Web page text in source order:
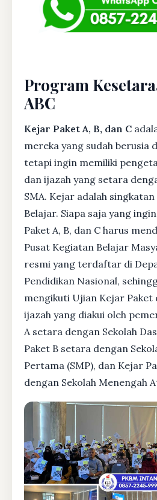
Program
ABC
Kejar Paket A, B, dan C
mereka yang sudah berusia
tetapi ingin memiliki
dan ijazah yang setara
SMA. Kejar adalah
Belajar. Siapa saja yang
Paket A, B, dan C harus
Pusat Kegiatan Belajar
resmi yang terdaftar di
Pendidikan Nasional,
mengikuti Ujian Kejar Paket
ijazah yang diakui oleh
A setara dengan Sekolah
Paket B setara dengan
Pertama (SMP), dan Kejar
dengan Sekolah Menengah